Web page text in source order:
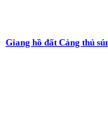
Giang hồ đất Cảng thủ